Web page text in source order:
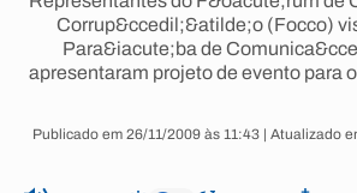
Corrup&ccedil;&atilde;o (Focco)
Para&iacute;ba de
apresentaram projeto de evento para
Publicado em 26/11/2009 às 11:43 | Atualizado